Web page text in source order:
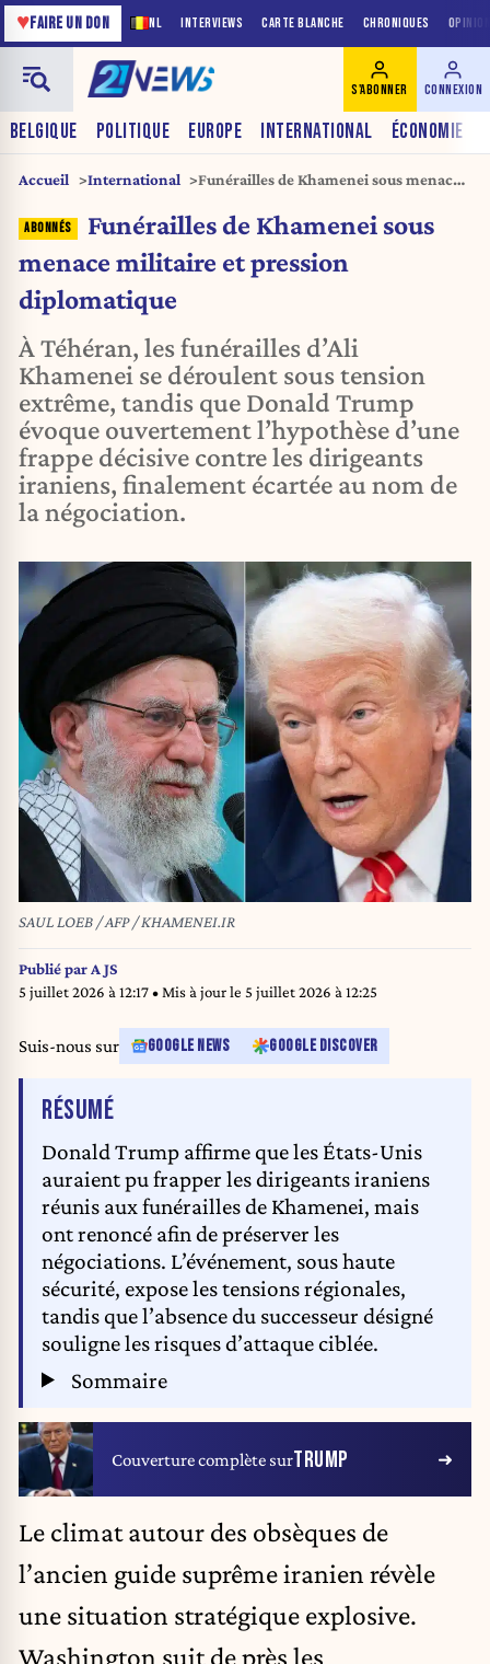
NL INTERVIEWS CARTE BLANCHE CHRONIQUES
♥FAIRE UN DON
BELGIQUE POLITIQUE EUROPE INTERNATIONAL ÉCONOMIE
S'ABONNER CONNEXION
Accueil International
Funérailles de Khamenei sous menace
Funérailles de Khamenei sous
menace militaire et pression
diplomatique
À Téhéran, les funérailles d’Ali
Khamenei se déroulent sous tension
extrême, tandis que Donald Trump
évoque ouvertement l’hypothèse d’une
frappe décisive contre les dirigeants
iraniens, finalement écartée au nom de
la négociation.
SAUL LOEB / AFP / KHAMENEI.IR
Publié parA JS
5 juillet 2026 à 12:17• Mis à jour le 5 juillet 2026 à 12:25
Suis-nous sur GOOGLE NEWS GOOGLE DISCOVER
RÉSUMÉDE L'ARTICLE
Donald Trump affirme que les États-Unis
auraient pu frapper les dirigeants iraniens
réunis aux funérailles de Khamenei, mais
ont renoncé afin de préserver les
négociations. L’événement, sous haute
sécurité, expose les tensions régionales,
tandis que l’absence du successeur désigné
souligne les risques d’attaque ciblée.
Sommaire
Couverture complète surTRUMP
Le climat autour des obsèques de
l’ancien guide suprême iranien révèle
une situation stratégique explosive.
Washington suit de près les